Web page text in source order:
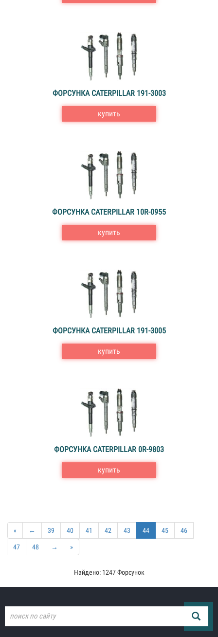
ФОРСУНКА CATERPILLAR 191-3003
купить
ФОРСУНКА CATERPILLAR 10R-0955
купить
ФОРСУНКА CATERPILLAR 191-3005
купить
ФОРСУНКА CATERPILLAR 0R-9803
купить
« ← 39 40 41 42 43 44 45 46
47 48 → »
Найдено: 1247 Форсунок